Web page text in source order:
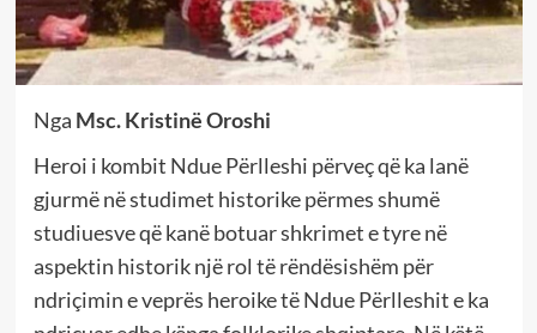
Nga Msc. Kristinë Oroshi
Heroi i kombit Ndue Përlleshi përveç që ka lanë
gjurmë në studimet historike përmes shumë
studiuesve që kanë botuar shkrimet e tyre në
aspektin historik një rol të rëndësishëm për
ndriçimin e veprës heroike të Ndue Përlleshit e ka